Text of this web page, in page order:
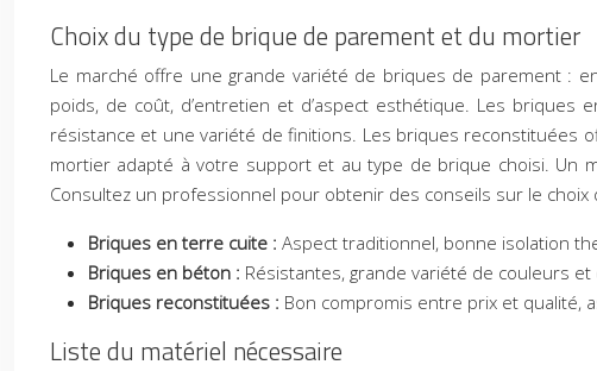
Choix du type de brique de parement et du mortier
Le marché offre une grande variété de briques de parement :
poids, de coût, d’entretien et d’aspect esthétique. Les
résistance et une variété de finitions. Les briques reconstituées
mortier adapté à votre support et au type de brique choisi. Un
Consultez un professionnel pour obtenir des conseils sur le
Briques en terre cuite : Aspect traditionnel, bonne isolation
Briques en béton : Résistantes, grande variété de couleurs
Briques reconstituées : Bon compromis entre prix et qualité,
Liste du matériel nécessaire